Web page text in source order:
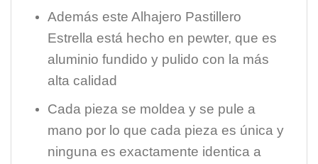
Además este Alhajero Pastillero
Estrella está hecho en pewter, que es
aluminio fundido y pulido con la más
alta calidad
Cada pieza se moldea y se pule a
mano por lo que cada pieza es única y
ninguna es exactamente identica a